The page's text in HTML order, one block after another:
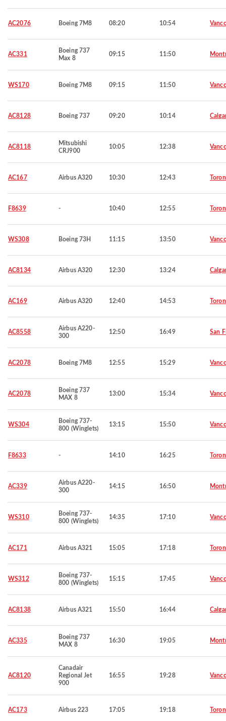
AC2076 Boeing 7M8 08:20 10:54
AC331
Boeing 737
Max 8
09:15 11:50
WS170 Boeing 7M8 09:15 11:50
AC8128 Boeing 737 09:20 10:14
AC8118
Mitsubishi
CRJ900
10:05 12:38
AC167 Airbus A320 10:30 12:43
F8639 - 10:40 12:55
WS308 Boeing 73H 11:15 13:50
AC8134 Airbus A320 12:30 13:24
AC169 Airbus A320 12:40 14:53
AC8558
Airbus A220-
300
12:50 16:49 San
AC2078 Boeing 7M8 12:55 15:29
AC2078
Boeing 737
MAX 8
13:00 15:34
WS304
Boeing 737-
800 (Winglets)
13:15 15:50
F8633 - 14:10 16:25
AC339
Airbus A220-
300
14:15 16:50
WS310
Boeing 737-
800 (Winglets)
14:35 17:10
AC171 Airbus A321 15:05 17:18
WS312
Boeing 737-
800 (Winglets)
15:15 17:45
AC8138 Airbus A321 15:50 16:44
AC335
Boeing 737
MAX 8
16:30 19:05
AC8120
Canadair
Regional Jet
900
16:55 19:28
AC173 Airbus 223 17:05 19:18